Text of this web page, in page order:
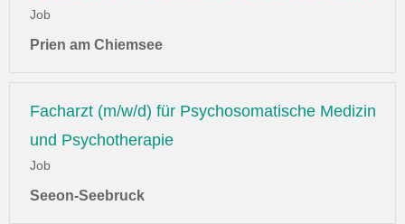
Job
Prien am Chiemsee
Facharzt (m/w/d) für Psychosomatische Medizin
und Psychotherapie
Job
Seeon-Seebruck